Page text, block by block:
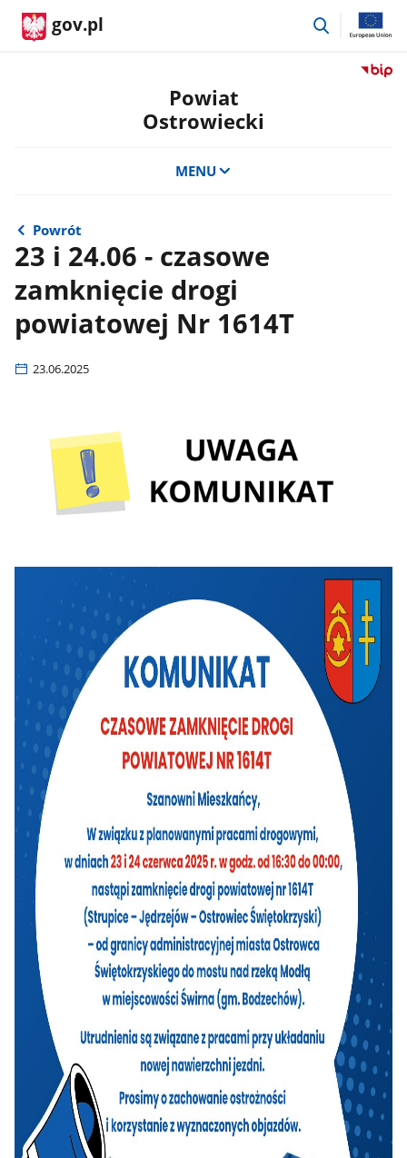
gov.pl
przejdź
Przejdź
Powiat
Ostrowiecki
MENU
Powrót
23 i 24.06 - czasowe
zamknięcie drogi
powiatowej Nr 1614T
23.06.2025